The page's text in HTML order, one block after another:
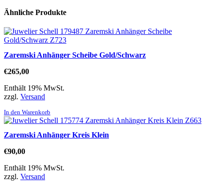
Ähnliche Produkte
Zaremski Anhänger Scheibe Gold/Schwarz
€265,00
Enthält 19% MwSt.
zzgl. Versand
In den Warenkorb
Zaremski Anhänger Kreis Klein
€90,00
Enthält 19% MwSt.
zzgl. Versand